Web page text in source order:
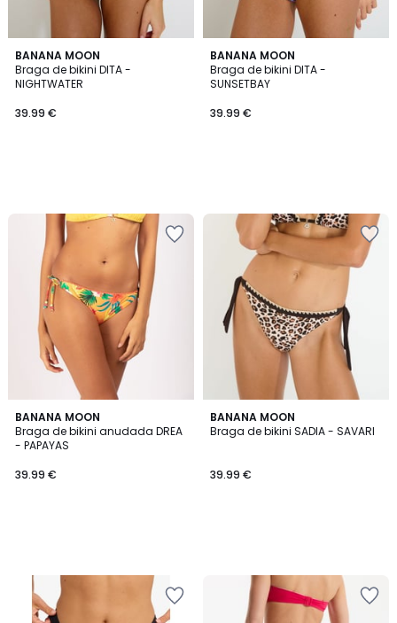
BANANA MOON
Braga de bikini DITA -
NIGHTWATER
39.99 €
BANANA MOON
Braga de bikini DITA -
SUNSETBAY
39.99 €
BANANA MOON
Braga de bikini anudada DREA
- PAPAYAS
39.99 €
BANANA MOON
Braga de bikini SADIA - SAVARI
39.99 €